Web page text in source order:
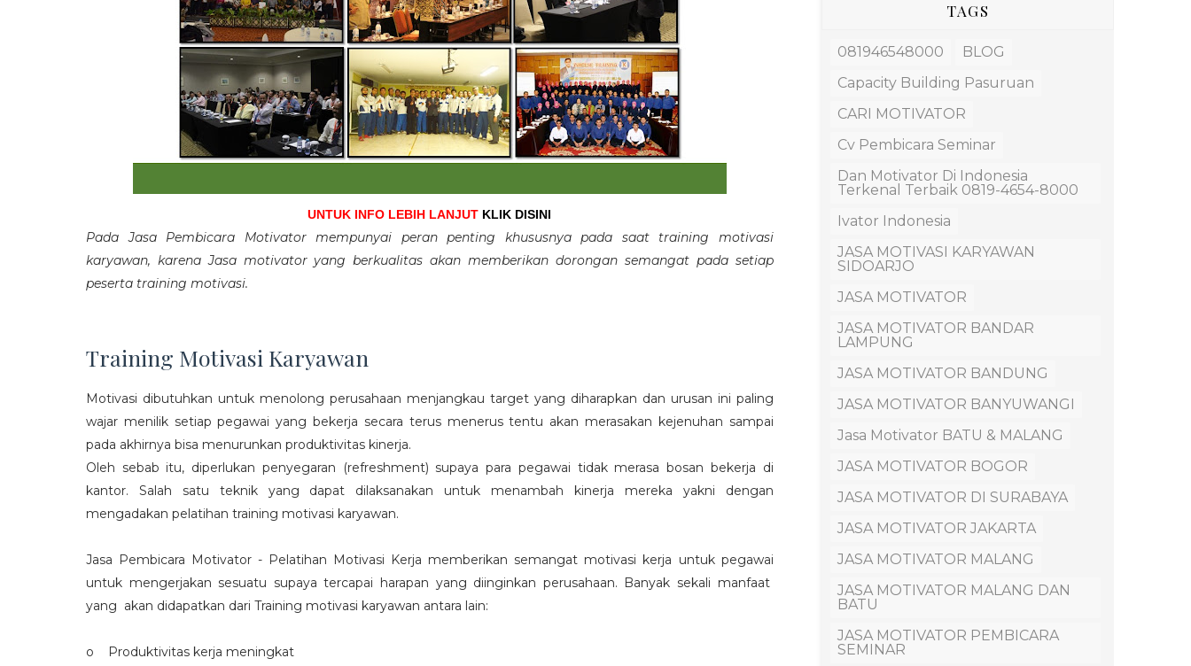
UNTUK INFO LEBIH LANJUT KLIK DISINI
Pada Jasa Pembicara Motivator mempunyai peran penting khususnya pada saat training motivasi
karyawan, karena Jasa motivator yang berkualitas akan memberikan dorongan semangat pada setiap
peserta training motivasi.
Training Motivasi Karyawan
Motivasi dibutuhkan untuk menolong perusahaan menjangkau target yang diharapkan dan urusan ini paling
wajar menilik setiap pegawai yang bekerja secara terus menerus tentu akan merasakan kejenuhan sampai
pada akhirnya bisa menurunkan produktivitas kinerja.
Oleh sebab itu, diperlukan penyegaran (refreshment) supaya para pegawai tidak merasa bosan bekerja di
kantor. Salah satu teknik yang dapat dilaksanakan untuk menambah kinerja mereka yakni dengan
mengadakan pelatihan training motivasi karyawan.
Jasa Pembicara Motivator - Pelatihan Motivasi Kerja memberikan semangat motivasi kerja untuk pegawai
untuk mengerjakan sesuatu supaya tercapai harapan yang diinginkan perusahaan. Banyak sekali manfaat
yang akan didapatkan dari Training motivasi karyawan antara lain:
o Produktivitas kerja meningkat
TAGS
081946548000
BLOG
Capacity Building Pasuruan
CARI MOTIVATOR
Cv Pembicara Seminar
Dan Motivator Di Indonesia
Terkenal Terbaik 0819-4654-8000
Ivator Indonesia
JASA MOTIVASI KARYAWAN
SIDOARJO
JASA MOTIVATOR
JASA MOTIVATOR BANDAR
LAMPUNG
JASA MOTIVATOR BANDUNG
JASA MOTIVATOR BANYUWANGI
Jasa Motivator BATU & MALANG
JASA MOTIVATOR BOGOR
JASA MOTIVATOR DI SURABAYA
JASA MOTIVATOR JAKARTA
JASA MOTIVATOR MALANG
JASA MOTIVATOR MALANG DAN
BATU
JASA MOTIVATOR PEMBICARA
SEMINAR